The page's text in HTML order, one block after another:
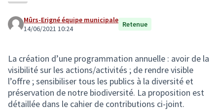
Mûrs-Erigné équipe municipale
14/06/2021 10:24
Retenue
La création d’une programmation annuelle : avoir de la
visibilité sur les actions/activités ; de rendre visible
l’offre ; sensibiliser tous les publics à la diversité et
préservation de notre biodiversité. La proposition est
détaillée dans le cahier de contributions ci-joint.